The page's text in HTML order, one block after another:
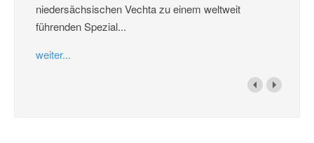
niedersächsischen Vechta zu einem weltweit
führenden Spezial...
weiter...